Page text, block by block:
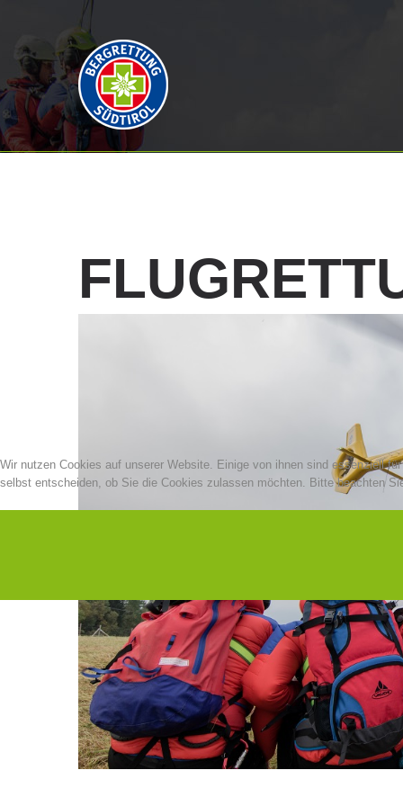
Wir nutzen Cookies auf unserer Website. Einige von ihnen sind essenziell
selbst entscheiden, ob Sie die Cookies zulassen möchten. Bitte beachten